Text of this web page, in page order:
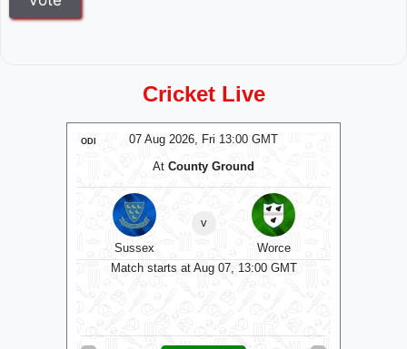
Cricket Live
07 Aug 2026, Fri 13:00 GMT
ODI
At County Ground
Sussex
v
Worce
Match starts at Aug 07, 13:00 GMT